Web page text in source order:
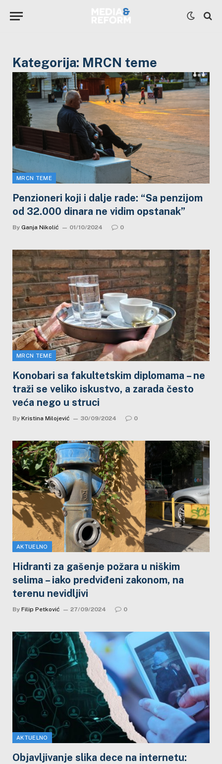
Kategorija: MRCN teme
MRCN TEME
Penzioneri koji i dalje rade: “Sa penzijom
od 32.000 dinara ne vidim opstanak”
By Ganja Nikolić 01/10/2024 0
MRCN TEME
Konobari sa fakultetskim diplomama – ne
traži se veliko iskustvo, a zarada često
veća nego u struci
By Kristina Milojević 30/09/2024 0
AKTUELNO
Hidranti za gašenje požara u niškim
selima – iako predviđeni zakonom, na
terenu nevidljivi
By Filip Petković 27/09/2024 0
AKTUELNO
Objavljivanje slika dece na internetu: